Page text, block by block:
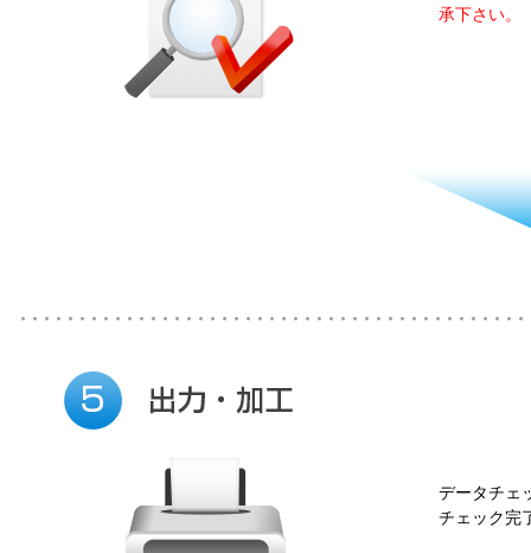
承下さい。
データチェ
チェック完